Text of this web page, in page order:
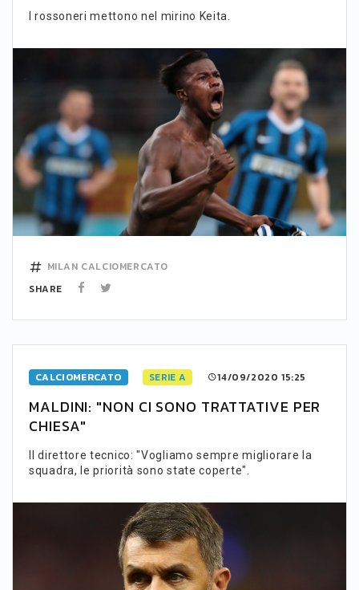
I rossoneri mettono nel mirino Keita.
MILAN CALCIOMERCATO
SHARE
CALCIOMERCATO SERIE A 14/09/2020 15:25
MALDINI: "NON CI SONO TRATTATIVE PER
CHIESA"
Il direttore tecnico: "Vogliamo sempre migliorare la
squadra, le priorità sono state coperte".